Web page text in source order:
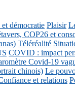
démocratie Plaisir
COP26 et
Téléréalité
COVID : impact
Covid-19
chinois) Le
et relations